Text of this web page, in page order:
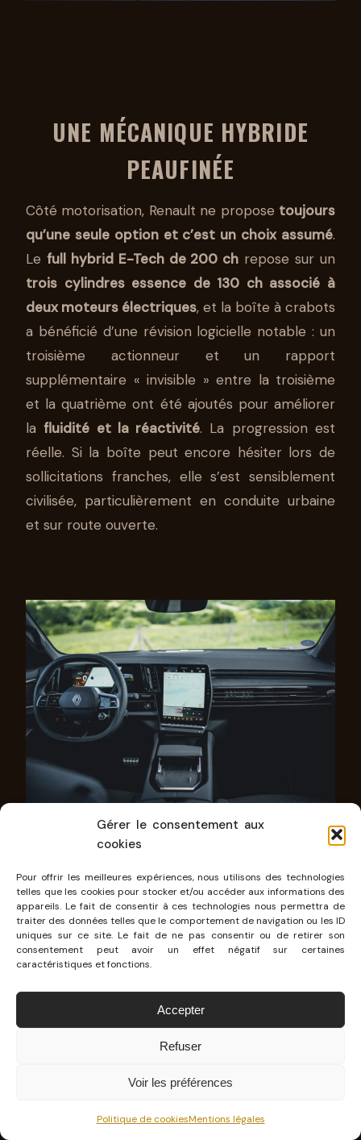
Gérer le consentement aux
cookies
Pour offrir les meilleures expériences, nous utilisons des technologies
telles que les cookies pour stocker et/ou accéder aux informations des
appareils. Le fait de consentir à ces technologies nous permettra de
traiter des données telles que le comportement de navigation ou les ID
uniques sur ce site. Le fait de ne pas consentir ou de retirer son
consentement peut avoir un effet négatif sur certaines
caractéristiques et fonctions.
Accepter
Refuser
Voir les préférences
Politique de cookiesMentions légales
UNE MÉCANIQUE HYBRIDE
PEAUFINÉE
Côté motorisation, Renault ne propose toujours
qu’une seule option et c’est un choix assumé.
Le full hybrid E-Tech de 200 ch repose sur un
trois cylindres essence de 130 ch associé à
deux moteurs électriques, et la boîte à crabots
a bénéficié d’une révision logicielle notable : un
troisième actionneur et un rapport
supplémentaire « invisible » entre la troisième
et la quatrième ont été ajoutés pour améliorer
lafluidité et la réactivité. La progression est
réelle. Si la boîte peut encore hésiter lors de
sollicitations franches, elle s’est sensiblement
civilisée, particulièrement en conduite urbaine
et sur route ouverte.
Sur le parcours mixant autoroute, nationales et
routes plus vallonnées, j’ai constaté une
consommation tournant autour des 6 litresen
ne jouant pas du tout l’éco-conduite. C’est très
gestion thermique/électrique est
particulièrement efficace en ville, où le moteur
thermique sait se faire oublier de longs instants.